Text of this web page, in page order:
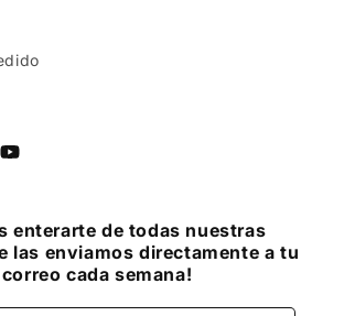
YouTube
enterarte de todas nuestras
las enviamos directamente a tu
correo cada semana!